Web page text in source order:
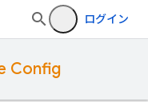
ログイン
Config